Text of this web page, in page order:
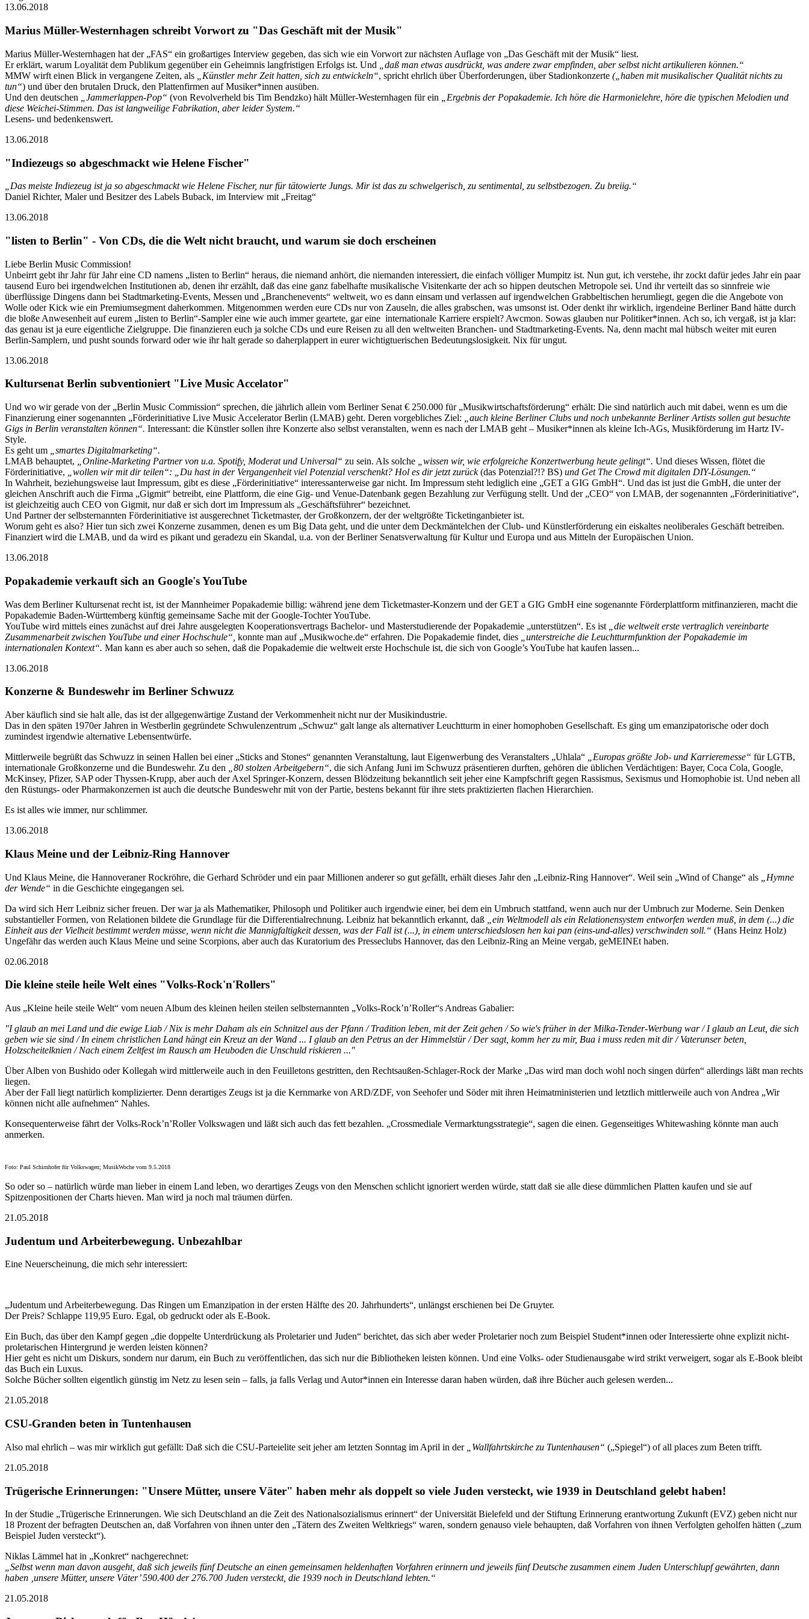
13.06.2018
Marius Müller-Westernhagen schreibt Vorwort zu "Das Geschäft mit der Musik"
Marius Müller-Westernhagen hat der „FAS“ ein großartiges Interview gegeben, das sich wie ein Vorwort zur nächsten Auflage von „Das Geschäft mit der Musik“ liest.
Er erklärt, warum Loyalität dem Publikum gegenüber ein Geheimnis langfristigen Erfolgs ist. Und
„daß man etwas ausdrückt, was andere zwar empfinden, aber selbst nicht artikulieren können.“
MMW wirft einen Blick in vergangene Zeiten, als
„Künstler mehr Zeit hatten, sich zu entwickeln“, spricht ehrlich über Überforderungen, über Stadionkonzerte („haben mit musikalischer Qualität nichts zu
tun“) und über den brutalen Druck, den Plattenfirmen auf Musiker*innen ausüben.
Und den deutschen
„Jammerlappen-Pop“ (von Revolverheld bis Tim Bendzko) hält Müller-Westernhagen für ein
„Ergebnis der Popakademie. Ich höre die Harmonielehre, höre die typischen Melodien und
diese Weichei-Stimmen. Das ist langweilige Fabrikation, aber leider System.“
Lesens- und bedenkenswert.
13.06.2018
"Indiezeugs so abgeschmackt wie Helene Fischer"
„Das meiste Indiezeug ist ja so abgeschmackt wie Helene Fischer, nur für tätowierte Jungs. Mir ist das zu schwelgerisch, zu sentimental, zu selbstbezogen. Zu breiig.“
Daniel Richter, Maler und Besitzer des Labels Buback, im Interview mit „Freitag“
13.06.2018
"listen to Berlin" - Von CDs, die die Welt nicht braucht, und warum sie doch erscheinen
Liebe Berlin Music Commission!
Unbeirrt gebt ihr Jahr für Jahr eine CD namens „listen to Berlin“ heraus, die niemand anhört, die niemanden interessiert, die einfach völliger Mumpitz ist. Nun gut, ich verstehe, ihr zockt dafür jedes Jahr ein paar
tausend Euro bei irgendwelchen Institutionen ab, denen ihr erzählt, daß das eine ganz fabelhafte musikalische Visitenkarte der ach so hippen deutschen Metropole sei. Und ihr verteilt das so sinnfreie wie
überflüssige Dingens dann bei Stadtmarketing-Events, Messen und „Branchenevents“ weltweit, wo es dann einsam und verlassen auf irgendwelchen Grabbeltischen herumliegt, gegen die die Angebote von
Wolle oder Kick wie ein Premiumsegment daherkommen. Mitgenommen werden eure CDs nur von Zauseln, die alles grabschen, was umsonst ist. Oder denkt ihr wirklich, irgendeine Berliner Band hätte durch
die bloße Anwesenheit auf eurem „listen to Berlin“-Sampler eine wie auch immer geartete, gar eine internationale Karriere erspielt? Awcmon. Sowas glauben nur Politiker*innen. Ach so, ich vergaß, ist ja klar:
das genau ist ja eure eigentliche Zielgruppe. Die finanzieren euch ja solche CDs und eure Reisen zu all den weltweiten Branchen- und Stadtmarketing-Events. Na, denn macht mal hübsch weiter mit euren
Berlin-Samplern, und pusht sounds forward oder wie ihr halt gerade so daherplappert in eurer wichtigtuerischen Bedeutungslosigkeit. Nix für ungut.
13.06.2018
Kultursenat Berlin subventioniert "Live Music Accelator"
Und wo wir gerade von der „Berlin Music Commission“ sprechen, die jährlich allein vom Berliner Senat € 250.000 für „Musikwirtschaftsförderung“ erhält: Die sind natürlich auch mit dabei, wenn es um die
Finanzierung einer sogenannten „Förderinitiative Live Music Accelerator Berlin (LMAB) geht. Deren vorgebliches Ziel:
„auch kleine Berliner Clubs und noch unbekannte Berliner Artists sollen gut besuchte
Gigs in Berlin veranstalten können“. Interessant: die Künstler sollen ihre Konzerte also selbst veranstalten, wenn es nach der LMAB geht – Musiker*innen als kleine Ich-AGs, Musikförderung im Hartz IV-
Style.
Es geht um
„smartes Digitalmarketing“.
LMAB behauptet,
„Online-Marketing Partner von u.a. Spotify, Moderat und Universal“ zu sein. Als solche „wissen wir, wie erfolgreiche Konzertwerbung heute gelingt“. Und dieses Wissen, flötet die
Förderinitiative,
„wollen wir mit dir teilen“: „Du hast in der Vergangenheit viel Potenzial verschenkt? Hol es dir jetzt zurück(das Potenzial?!? BS) und Get The Crowd mit digitalen DIY-Lösungen.“
In Wahrheit, beziehungsweise laut Impressum, gibt es diese „Förderinitiative“ interessanterweise gar nicht. Im Impressum steht lediglich eine „GET a GIG GmbH“. Und das ist just die GmbH, die unter der
gleichen Anschrift auch die Firma „Gigmit“ betreibt, eine Plattform, die eine Gig- und Venue-Datenbank gegen Bezahlung zur Verfügung stellt. Und der „CEO“ von LMAB, der sogenannten „Förderinitiative“,
ist gleichzeitig auch CEO von Gigmit, nur daß er sich dort im Impressum als „Geschäftsführer“ bezeichnet.
Und Partner der selbsternannten Förderinitiative ist ausgerechnet Ticketmaster, der Großkonzern, der der weltgrößte Ticketinganbieter ist.
Worum geht es also? Hier tun sich zwei Konzerne zusammen, denen es um Big Data geht, und die unter dem Deckmäntelchen der Club- und Künstlerförderung ein eiskaltes neoliberales Geschäft betreiben.
Finanziert wird die LMAB, und da wird es pikant und geradezu ein Skandal, u.a. von der Berliner Senatsverwaltung für Kultur und Europa und aus Mitteln der Europäischen Union.
13.06.2018
Popakademie verkauft sich an Google's YouTube
Was dem Berliner Kultursenat recht ist, ist der Mannheimer Popakademie billig: während jene dem Ticketmaster-Konzern und der GET a GIG GmbH eine sogenannte Förderplattform mitfinanzieren, macht die
Popakademie Baden-Württemberg künftig gemeinsame Sache mit der Google-Tochter YouTube.
YouTube wird mittels eines zunächst auf drei Jahre ausgelegten Kooperationsvertrags Bachelor- und Masterstudierende der Popakademie „unterstützen“. Es ist
„die weltweit erste vertraglich vereinbarte
Zusammenarbeit zwischen YouTube und einer Hochschule“, konnte man auf „Musikwoche.de“ erfahren. Die Popakademie findet, dies
„unterstreiche die Leuchtturmfunktion der Popakademie im
internationalen Kontext“. Man kann es aber auch so sehen, daß die Popakademie die weltweit erste Hochschule ist, die sich von Google’s YouTube hat kaufen lassen...
13.06.2018
Konzerne & Bundeswehr im Berliner Schwuzz
Aber käuflich sind sie halt alle, das ist der allgegenwärtige Zustand der Verkommenheit nicht nur der Musikindustrie.
Das in den späten 1970er Jahren in Westberlin gegründete Schwulenzentrum „Schwuz“ galt lange als alternativer Leuchtturm in einer homophoben Gesellschaft. Es ging um emanzipatorische oder doch
zumindest irgendwie alternative Lebensentwürfe.
Mittlerweile begrüßt das Schwuzz in seinen Hallen bei einer „Sticks and Stones“ genannten Veranstaltung, laut Eigenwerbung des Veranstalters „Uhlala“
„Europas größte Job- und Karrieremesse“ für LGTB,
internationale Großkonzerne und die Bundeswehr. Zu den
„80 stolzen Arbeitgebern“, die sich Anfang Juni im Schwuzz präsentieren durften, gehören die üblichen Verdächtigen: Bayer, Coca Cola, Google,
McKinsey, Pfizer, SAP oder Thyssen-Krupp, aber auch der Axel Springer-Konzern, dessen Blödzeitung bekanntlich seit jeher eine Kampfschrift gegen Rassismus, Sexismus und Homophobie ist. Und neben all
den Rüstungs- oder Pharmakonzernen ist auch die deutsche Bundeswehr mit von der Partie, bestens bekannt für ihre stets praktizierten flachen Hierarchien.
Es ist alles wie immer, nur schlimmer.
13.06.2018
Klaus Meine und der Leibniz-Ring Hannover
Und Klaus Meine, die Hannoveraner Rockröhre, die Gerhard Schröder und ein paar Millionen anderer so gut gefällt, erhält dieses Jahr den „Leibniz-Ring Hannover“. Weil sein „Wind of Change“ als
„Hymne
der Wende“ in die Geschichte eingegangen sei.
Da wird sich Herr Leibniz sicher freuen. Der war ja als Mathematiker, Philosoph und Politiker auch irgendwie einer, bei dem ein Umbruch stattfand, wenn auch nur der Umbruch zur Moderne. Sein Denken
substantieller Formen, von Relationen bildete die Grundlage für die Differentialrechnung. Leibniz hat bekanntlich erkannt, daß
„ein Weltmodell als ein Relationensystem entworfen werden muß, in dem (...) die
Einheit aus der Vielheit bestimmt werden müsse, wenn nicht die Mannigfaltigkeit dessen, was der Fall ist (...), in einem unterschiedslosen hen kai pan (eins-und-alles) verschwinden soll.“ (Hans Heinz Holz)
Ungefähr das werden auch Klaus Meine und seine Scorpions, aber auch das Kuratorium des Presseclubs Hannover, das den Leibniz-Ring an Meine vergab, geMEINEt haben.
02.06.2018
Die kleine steile heile Welt eines "Volks-Rock'n'Rollers"
Aus „Kleine heile steile Welt“ vom neuen Album des kleinen heilen steilen selbsternannten „Volks-Rock’n’Roller“s Andreas Gabalier:
"I glaub an mei Land und die ewige Liab / Nix is mehr Daham als ein Schnitzel aus der Pfann / Tradition leben, mit der Zeit gehen / So wie's früher in der Milka-Tender-Werbung war / I glaub an Leut, die sich
geben wie sie sind / In einem christlichen Land hängt ein Kreuz an der Wand ... I glaub an den Petrus an der Himmelstür / Der sagt, komm her zu mir, Bua i muss reden mit dir / Vaterunser beten,
Holzscheitelknien / Nach einem Zeltfest im Rausch am Heuboden die Unschuld riskieren ..."
Über Alben von Bushido oder Kollegah wird mittlerweile auch in den Feuilletons gestritten, den Rechtsaußen-Schlager-Rock der Marke „Das wird man doch wohl noch singen dürfen“ allerdings läßt man rechts
liegen.
Aber der Fall liegt natürlich komplizierter. Denn derartiges Zeugs ist ja die Kernmarke von ARD/ZDF, von Seehofer und Söder mit ihren Heimatministerien und letztlich mittlerweile auch von Andrea „Wir
können nicht alle aufnehmen“ Nahles.
Konsequenterweise fährt der Volks-Rock’n’Roller Volkswagen und läßt sich auch das fett bezahlen. „Crossmediale Vermarktungsstrategie“, sagen die einen. Gegenseitiges Whitewashing könnte man auch
anmerken.
Foto: Paul Schirnhofer für Volkswagen; MusikWoche vom 9.5.2018
So oder so – natürlich würde man lieber in einem Land leben, wo derartiges Zeugs von den Menschen schlicht ignoriert werden würde, statt daß sie alle diese dümmlichen Platten kaufen und sie auf
Spitzenpositionen der Charts hieven. Man wird ja noch mal träumen dürfen.
21.05.2018
Judentum und Arbeiterbewegung. Unbezahlbar
Eine Neuerscheinung, die mich sehr interessiert:
„Judentum und Arbeiterbewegung. Das Ringen um Emanzipation in der ersten Hälfte des 20. Jahrhunderts“, unlängst erschienen bei De Gruyter.
Der Preis? Schlappe 119,95 Euro. Egal, ob gedruckt oder als E-Book.
Ein Buch, das über den Kampf gegen „die doppelte Unterdrückung als Proletarier und Juden“ berichtet, das sich aber weder Proletarier noch zum Beispiel Student*innen oder Interessierte ohne explizit nicht-
proletarischen Hintergrund je werden leisten können?
Hier geht es nicht um Diskurs, sondern nur darum, ein Buch zu veröffentlichen, das sich nur die Bibliotheken leisten können. Und eine Volks- oder Studienausgabe wird strikt verweigert, sogar als E-Book bleibt
das Buch ein Luxus.
Solche Bücher sollten eigentlich günstig im Netz zu lesen sein – falls, ja falls Verlag und Autor*innen ein Interesse daran haben würden, daß ihre Bücher auch gelesen werden...
21.05.2018
CSU-Granden beten in Tuntenhausen
Also mal ehrlich – was mir wirklich gut gefällt: Daß sich die CSU-Parteielite seit jeher am letzten Sonntag im April in der „Wallfahrtskirche zu Tuntenhausen“ („Spiegel“) of all places zum Beten trifft.
21.05.2018
Trügerische Erinnerungen: "Unsere Mütter, unsere Väter" haben mehr als doppelt so viele Juden versteckt, wie 1939 in Deutschland gelebt haben!
In der Studie „Trügerische Erinnerungen. Wie sich Deutschland an die Zeit des Nationalsozialismus erinnert“ der Universität Bielefeld und der Stiftung Erinnerung erantwortung Zukunft (EVZ) geben nicht nur
18 Prozent der befragten Deutschen an, daß Vorfahren von ihnen unter den „Tätern des Zweiten Weltkriegs“ waren, sondern genauso viele behaupten, daß Vorfahren von ihnen Verfolgten geholfen hätten („zum
Beispiel Juden versteckt“).
Niklas Lämmel hat in „Konkret“ nachgerechnet:
„Selbst wenn man davon ausgeht, daß sich jeweils fünf Deutsche an einen gemeinsamen heldenhaften Vorfahren erinnern und jeweils fünf Deutsche zusammen einem Juden Unterschlupf gewährten, dann
haben ‚unsere Mütter, unsere Väter’ 590.400 der 276.700 Juden versteckt, die 1939 noch in Deutschland lebten.“
21.05.2018